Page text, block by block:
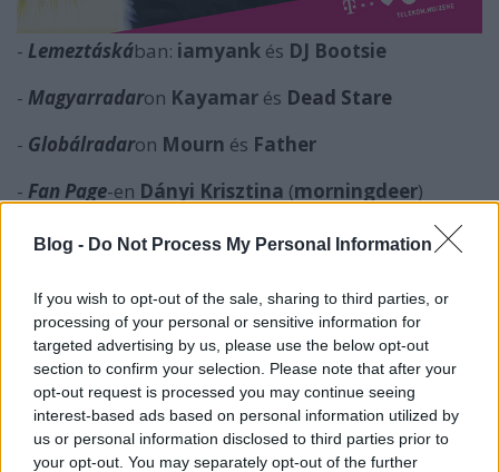
Blog - Do Not Process My Personal Information
If you wish to opt-out of the sale, sharing to third parties, or
processing of your personal or sensitive information for
targeted advertising by us, please use the below opt-out
section to confirm your selection. Please note that after your
opt-out request is processed you may continue seeing
interest-based ads based on personal information utilized by
us or personal information disclosed to third parties prior to
your opt-out. You may separately opt-out of the further
- Lemeztáskában: iamyank és DJ Bootsie
- Magyarradaron Kayamar és Dead Stare
- Globálradaron Mourn és Father
- Fan Page-en Dányi Krisztina (morningdeer)
Zene és Design
témában bemutatunk egy magyar
grafikust,
t, aki a februárban kijött
Subways-album teljes vizuális megjelenéséért felel
Trendben a konferenciát kapottKraftwerkről
áradoznak magyar előadók
Interjú k:Marina And The Diamonds,Purity Ring
Glass Animals, Pierrot,Elefánt ,Napra